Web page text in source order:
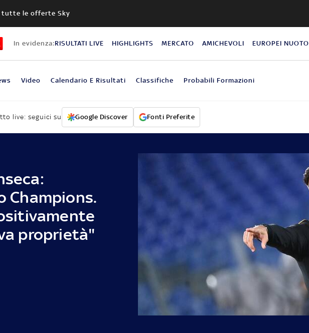
tutte le offerte Sky
In evidenza:RISULTATI LIVE HIGHLIGHTS MERCATO AMICHEVOLI EUROPEI NUOTO
Video Calendario E Risultati Classifiche Probabili Formazioni
live: seguici su Google Discover Fonti Preferite
Champions.
proprietà"